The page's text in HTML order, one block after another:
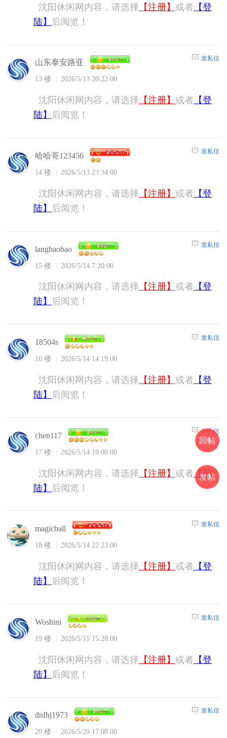
沈阳休闲网内容，请选择 【注册】 或者 【登
陆】
后阅览！
山东泰安路亚
13 楼 2026/5/13 20:22:00
发私信
沈阳休闲网内容，请选择 【注册】 或者 【登
陆】
后阅览！
哈哈哥123456
14 楼 2026/5/13 23:34:00
发私信
沈阳休闲网内容，请选择 【注册】 或者 【登
陆】
后阅览！
langbaobao
15 楼 2026/5/14 7:20:00
发私信
沈阳休闲网内容，请选择 【注册】 或者 【登
陆】
后阅览！
18504s
16 楼 2026/5/14 14:19:00
发私信
沈阳休闲网内容，请选择 【注册】 或者 【登
陆】
后阅览！
chen117
17 楼 2026/5/14 19:08:00
发私信
沈阳休闲网内容，请选择 【注册】 或者 【登
陆】
后阅览！
magicball
18 楼 2026/5/14 22:23:00
发私信
沈阳休闲网内容，请选择 【注册】 或者 【登
陆】
后阅览！
Woshini
19 楼 2026/5/15 15:28:00
发私信
沈阳休闲网内容，请选择 【注册】 或者 【登
陆】
后阅览！
dnfhj1973
20 楼 2026/5/20 17:08:00
发私信
回帖
发帖